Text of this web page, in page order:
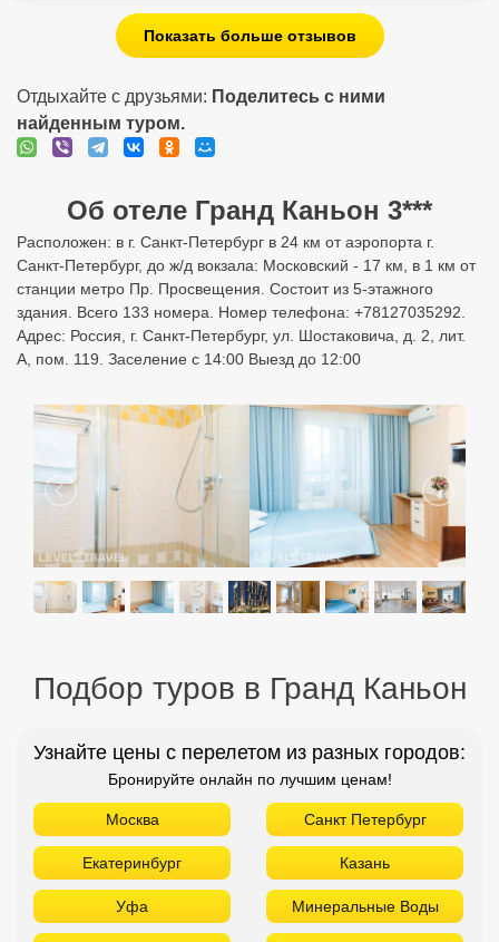
Показать больше отзывов
Отдыхайте с друзьями: Поделитесь с ними
найденным туром.
Об отеле Гранд Каньон 3***
Расположен: в г. Санкт-Петербург в 24 км от аэропорта г.
Санкт-Петербург, до ж/д вокзала: Московский - 17 км, в 1 км от
станции метро Пр. Просвещения. Состоит из 5-этажного
здания. Всего 133 номера. Номер телефона: +78127035292.
Адрес: Россия, г. Санкт-Петербург, ул. Шостаковича, д. 2, лит.
А, пом. 119. Заселение с 14:00 Выезд до 12:00
Подбор туров в Гранд Каньон
Узнайте цены с перелетом из разных городов:
Бронируйте онлайн по лучшим ценам!
Москва Санкт Петербург
Екатеринбург Казань
Уфа Минеральные Воды